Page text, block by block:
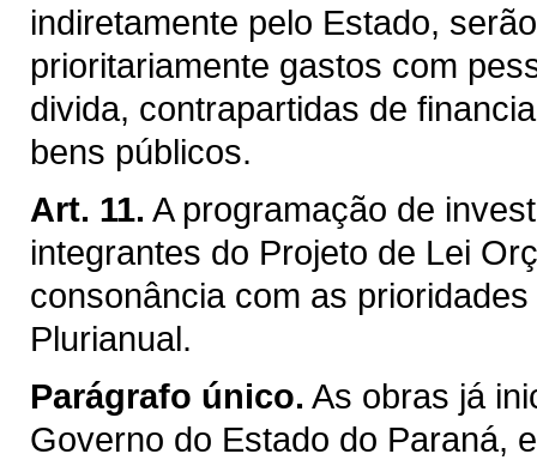
indiretamente pelo Estado,
prioritariamente gastos com
divida, contrapartidas de
bens públicos.
Art. 11. A programação de
integrantes do Projeto de Lei
consonância com as
Plurianual.
Parágrafo único. As obras já
Governo do Estado do Paraná,